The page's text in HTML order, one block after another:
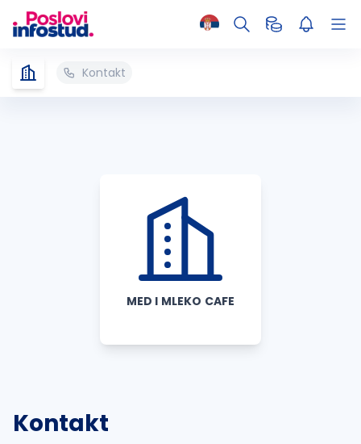
Kontakt
MED I MLEKO CAFE
Kontakt